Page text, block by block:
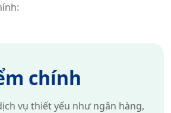
chính
vụ thiết yếu như ngân hàng,